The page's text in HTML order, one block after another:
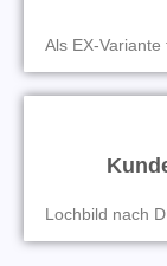
Als EX-
Lochbild nach